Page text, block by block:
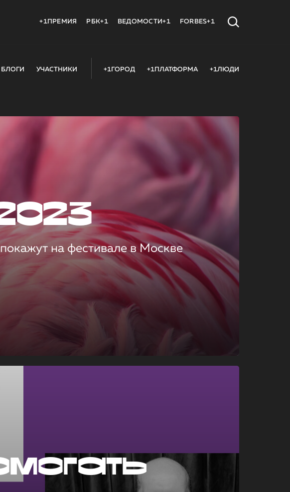
+1ПРЕМИЯ РБК+1 ВЕДОМОСТИ+1 FORBES+1
БЛОГИ УЧАСТНИКИ +1ГОРОД +1ПЛАТФОРМА +1ЛЮДИ
на фестивале в Москве